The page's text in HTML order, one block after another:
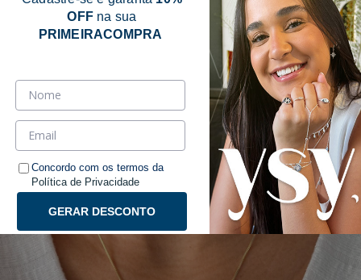
OFF na sua
PRIMEIRACOMPRA
Concordo com os termos da
Política de Privacidade
GERAR DESCONTO